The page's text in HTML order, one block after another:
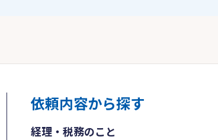
依頼内容から探す
経理・税務のこと